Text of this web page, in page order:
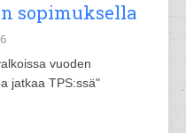
sopimuksella
vuoden
jatkaa TPS:ssä"